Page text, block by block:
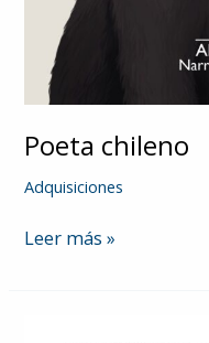
Poeta chileno
Adquisiciones
Poeta
Leer más »